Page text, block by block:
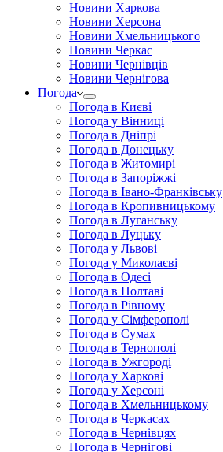
Новини Харкова
Новини Херсона
Новини Хмельницького
Новини Черкас
Новини Чернівців
Новини Чернігова
Погода
Погода в Києві
Погода у Вінниці
Погода в Дніпрі
Погода в Донецьку
Погода в Житомирі
Погода в Запоріжжі
Погода в Івано-Франківську
Погода в Кропивницькому
Погода в Луганську
Погода в Луцьку
Погода у Львові
Погода у Миколаєві
Погода в Одесі
Погода в Полтаві
Погода в Рівному
Погода у Сімферополі
Погода в Сумах
Погода в Тернополі
Погода в Ужгороді
Погода у Харкові
Погода у Херсоні
Погода в Хмельницькому
Погода в Черкасах
Погода в Чернівцях
Погода в Чернігові